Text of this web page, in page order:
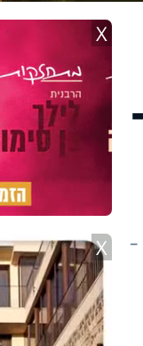
-
X
X